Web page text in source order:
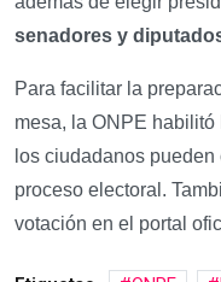
senadores y
Para facilitar la
mesa, la ONPE habilitó
los ciudadanos
proceso electoral.
votación en el portal